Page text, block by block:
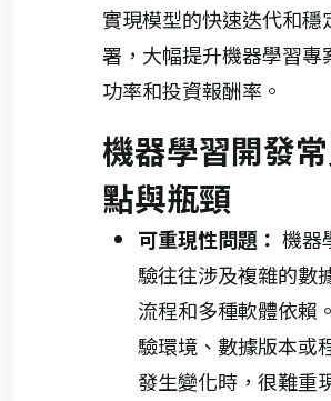
實現模型的快速迭代和穩
署，大幅提升機器學習專
功率和投資報酬率。
機器學習開發
點與瓶頸
可重現性問題： 機器
驗往往涉及複雜的數
流程和多種軟體依賴
驗環境、數據版本或
發生變化時，很難重